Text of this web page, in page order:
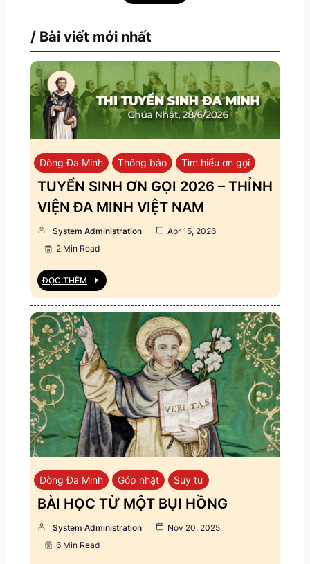
/ Bài viết mới nhất
Dòng Đa Minh Thông báo Tìm hiểu ơn gọi
TUYỂN SINH ƠN GỌI 2026 – THỈNH
VIỆN ĐA MINH VIỆT NAM
System Administration
Apr 15, 2026
2 Min Read
ĐỌC THÊM
Dòng Đa Minh Góp nhặt Suy tư
BÀI HỌC TỪ MỘT BỤI HỒNG
System Administration
Nov 20, 2025
6 Min Read